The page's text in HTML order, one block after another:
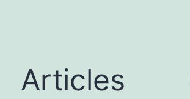
Articles